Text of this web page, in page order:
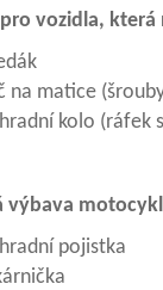
vozidla,
na matice
kolo (ráfek
výbava
pojistka